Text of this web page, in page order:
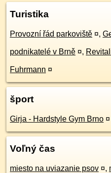
Turistika
Provozní řád parkoviště ¤,
podnikatelé v Brně ¤,
Fuhrmann ¤
šport
Girja - Hardstyle Gym Brno ¤
Voľný čas
miesto na uviazanie psov ¤,